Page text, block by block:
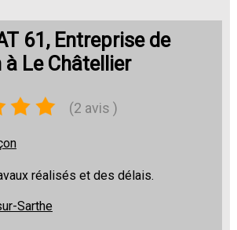
61, Entreprise de
Le Châtellier
(2 avis )
réalisés et des délais.
Sarthe